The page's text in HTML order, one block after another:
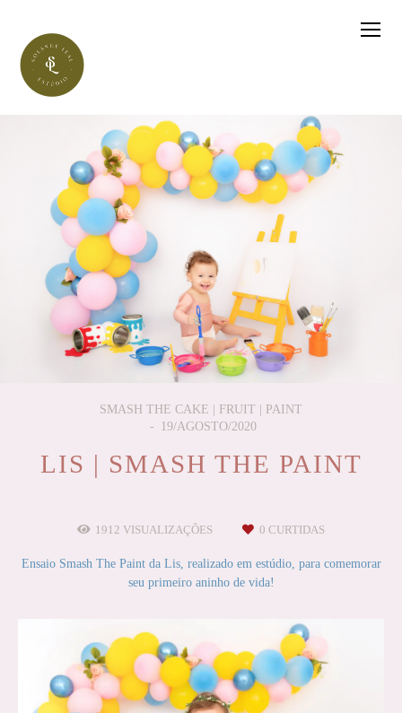
SMASH THE CAKE | FRUIT | PAINT
19/AGOSTO/2020
LIS | SMASH THE PAINT
1912 VISUALIZAÇÕES 0 CURTIDAS
Ensaio Smash The Paint da Lis, realizado em estúdio, para comemorar
seu primeiro aninho de vida!